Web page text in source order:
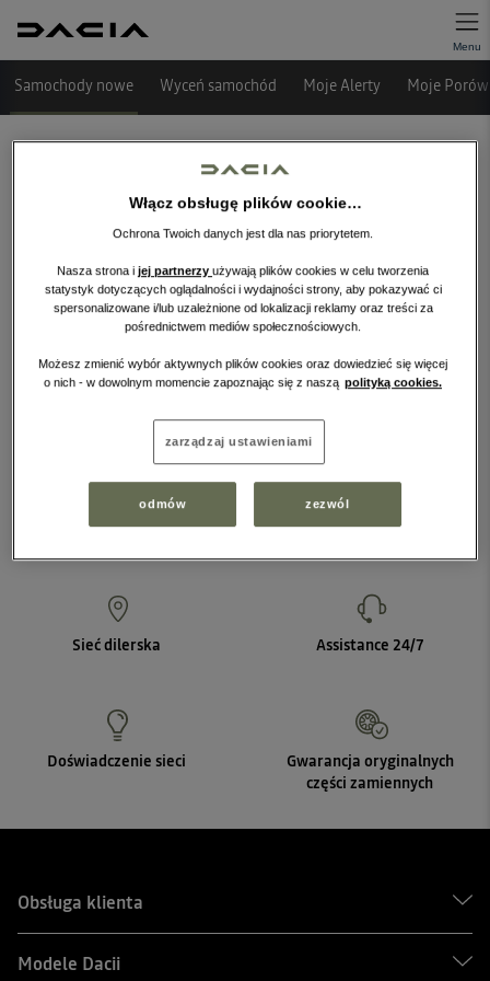
Samochody nowe Wyceń samochód Moje Alerty Moje
Niestety, wybrany dealer nie ma
obecnie żadnych ofert w tej kategorii.
Sieć dilerska Assistance 24/7
Doświadczenie sieci
Gwarancja oryginalnych
części zamiennych
Obsługa klienta
Modele Dacii
Włącz obsługę plików cookie…
Ochrona Twoich danych jest dla nas priorytetem.
Nasza strona i jej partnerzy używają plików cookies w celu tworzenia
statystyk dotyczących oglądalności i wydajności strony, aby pokazywać ci
spersonalizowane i/lub uzależnione od lokalizacji reklamy oraz treści za
pośrednictwem mediów społecznościowych.
Możesz zmienić wybór aktywnych plików cookies oraz dowiedzieć się więcej
o nich - w dowolnym momencie zapoznając się z naszą polityką cookies.
zarządzaj ustawieniami
odmów zezwól